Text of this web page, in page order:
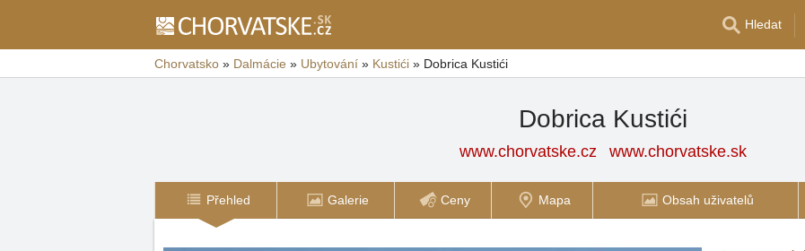
Hledat
Chorvatsko » Dalmácie » Ubytování » Kustići » Dobrica Kustići
Dobrica Kustići
www.chorvatske.cz www.chorvatske.sk
Přehled Galerie Ceny Mapa Obsah uživatelů